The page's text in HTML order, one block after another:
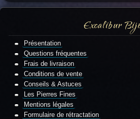
Excalibur
Présentation
Questions fréquentes
Frais de livraison
Conditions de vente
Conseils & Astuces
Les Pierres Fines
Mentions légales
Formulaire de rétractation